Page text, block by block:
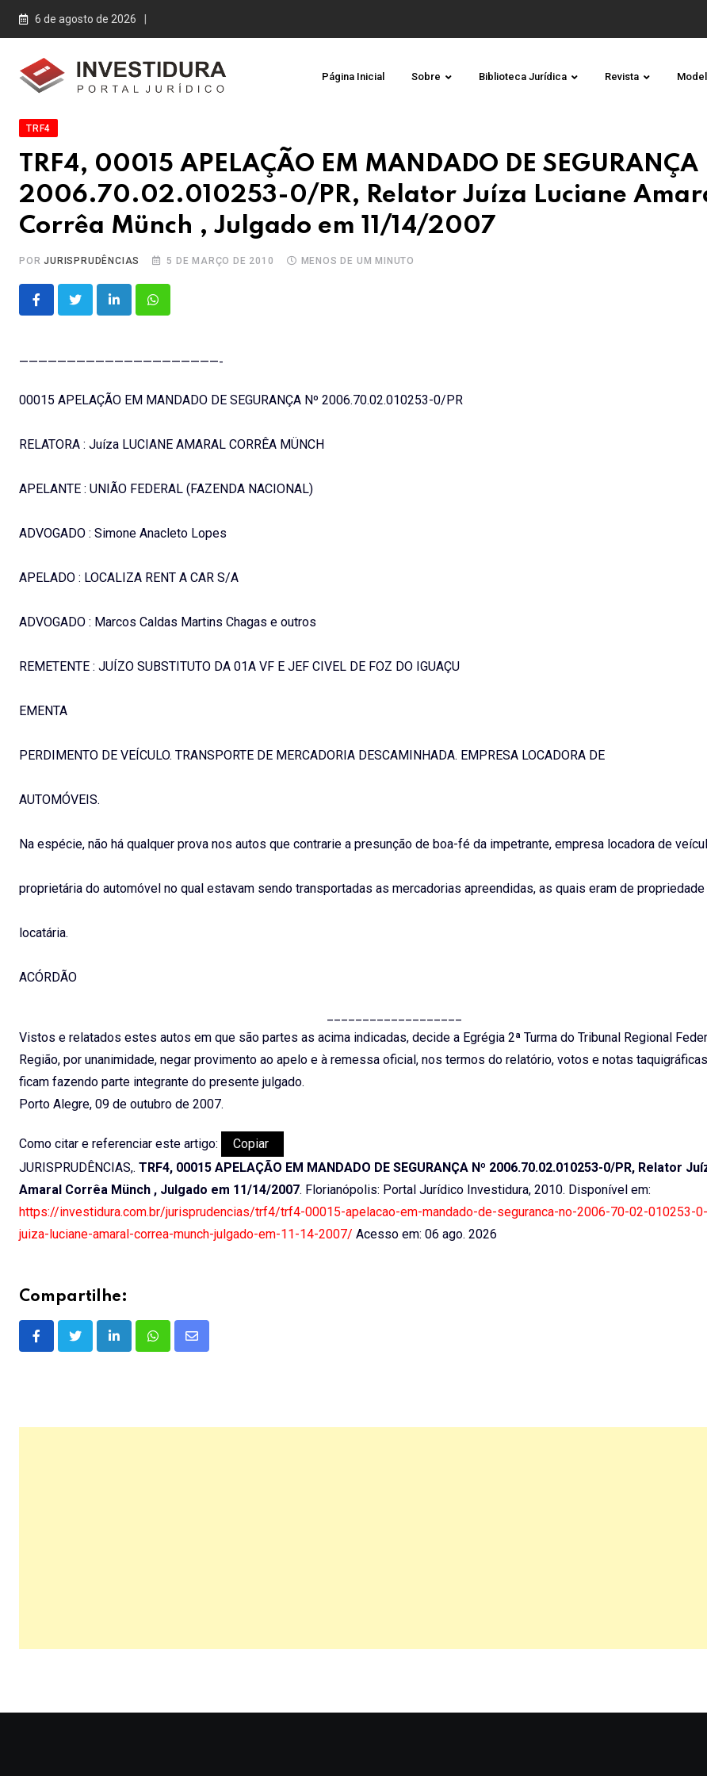
Skip
6 de agosto de 2026
Página Inicial Sobre Biblioteca Jurídica Revista
TRF4
TRF4, 00015 APELAÇÃO EM MANDADO DE SEGURANÇA
2006.70.02.010253-0/PR, Relator Juíza Luciane
Corrêa Münch , Julgado em 11/14/2007
PORJURISPRUDÊNCIAS 5 DE MARÇO DE 2010 MENOS DE UM MINUTO
LinkedInWhatsapp
—————————————————————-
00015 APELAÇÃO EM MANDADO DE SEGURANÇA Nº 2006.70.02.010253-0/PR
RELATORA : Juíza LUCIANE AMARAL CORRÊA MÜNCH
APELANTE : UNIÃO FEDERAL (FAZENDA NACIONAL)
ADVOGADO : Simone Anacleto Lopes
APELADO : LOCALIZA RENT A CAR S/A
ADVOGADO : Marcos Caldas Martins Chagas e outros
REMETENTE : JUÍZO SUBSTITUTO DA 01A VF E JEF CIVEL DE FOZ DO IGUAÇU
EMENTA
PERDIMENTO DE VEÍCULO. TRANSPORTE DE MERCADORIA DESCAMINHADA. EMPRESA LOCADORA DE
AUTOMÓVEIS.
Na espécie, não há qualquer prova nos autos que contrarie a presunção de boa-fé da impetrante, empresa locadora de
proprietária do automóvel no qual estavam sendo transportadas as mercadorias apreendidas, as quais eram de propriedade
locatária.
ACÓRDÃO
Vistos e relatados estes autos em que são partes as acima indicadas, decide a Egrégia 2ª Turma do Tribunal Regional
Região, por unanimidade, negar provimento ao apelo e à remessa oficial, nos termos do relatório, votos e notas
ficam fazendo parte integrante do presente julgado.
Porto Alegre, 09 de outubro de 2007.
Como citar e referenciar este artigo:
Copiar
JURISPRUDÊNCIAS,. TRF4, 00015 APELAÇÃO EM MANDADO DE SEGURANÇA Nº 2006.70.02.010253-0/PR, Relator
Amaral Corrêa Münch , Julgado em 11/14/2007. Florianópolis: Portal Jurídico Investidura, 2010. Disponível em:
https://investidura.com.br/jurisprudencias/trf4/trf4-00015-apelacao-em-mandado-de-seguranca-no-2006-70-02-010253-
juiza-luciane-amaral-correa-munch-julgado-em-11-14-2007/ Acesso em: 06 ago. 2026
Compartilhe:
LinkedInWhatsappShare